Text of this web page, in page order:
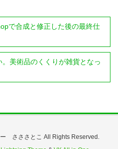
で合成と修正した後の最終仕
美術品のくくりが雑貨となっ
さささとこ All Rights Reserved.